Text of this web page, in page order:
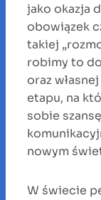
jako okazja
obowiązek
takiej
robimy to
oraz
etapu, na
sobie
nowym
W świecie